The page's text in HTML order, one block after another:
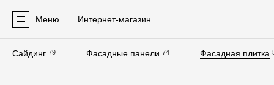
Меню Интернет-магазин
Сайдинг 79 Фасадные панели 74 Фасадная плитка